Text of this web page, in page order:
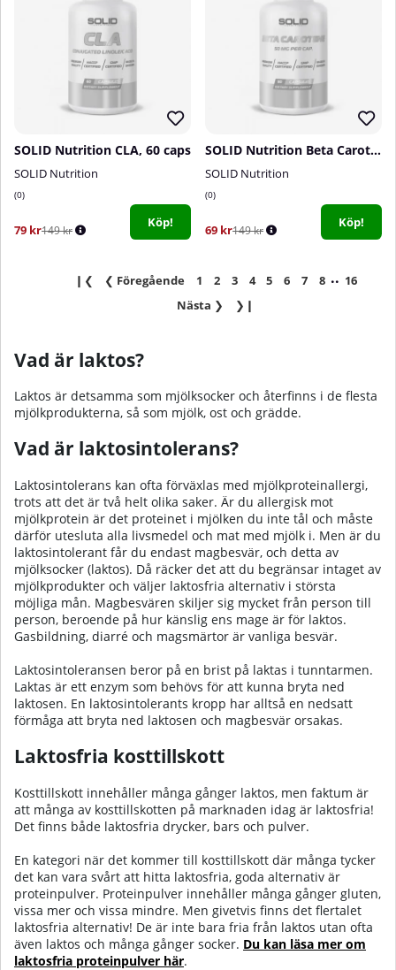
SOLID Nutrition CLA, 60 caps
SOLID Nutrition
0
79 kr149 kr
Köp!
SOLID Nutrition Beta Carotene, 90 caps
SOLID Nutrition
0
69 kr149 kr
Köp!
❙❮ ❮ Föregående 1 2 3 4 5 6 7 8 .. 16
Nästa ❯ ❯❙
Vad är laktos?
Laktos är detsamma som mjölksocker och återfinns i de flesta
mjölkprodukterna, så som mjölk, ost och grädde.
Vad är laktosintolerans?
Laktosintolerans kan ofta förväxlas med mjölkproteinallergi,
trots att det är två helt olika saker. Är du allergisk mot
mjölkprotein är det proteinet i mjölken du inte tål och måste
därför utesluta alla livsmedel och mat med mjölk i. Men är du
laktosintolerant får du endast magbesvär, och detta av
mjölksocker (laktos). Då räcker det att du begränsar intaget av
mjölkprodukter och väljer laktosfria alternativ i största
möjliga mån. Magbesvären skiljer sig mycket från person till
person, beroende på hur känslig ens mage är för laktos.
Gasbildning, diarré och magsmärtor är vanliga besvär.
Laktosintoleransen beror på en brist på laktas i tunntarmen.
Laktas är ett enzym som behövs för att kunna bryta ned
laktosen. En laktosintolerants kropp har alltså en nedsatt
förmåga att bryta ned laktosen och magbesvär orsakas.
Laktosfria kosttillskott
Kosttillskott innehåller många gånger laktos, men faktum är
att många av kosttillskotten på marknaden idag är laktosfria!
Det finns både laktosfria drycker, bars och pulver.
En kategori när det kommer till kosttillskott där många tycker
det kan vara svårt att hitta laktosfria, goda alternativ är
proteinpulver. Proteinpulver innehåller många gånger gluten,
vissa mer och vissa mindre. Men givetvis finns det flertalet
laktosfria alternativ! De är inte bara fria från laktos utan ofta
även laktos och många gånger socker. Du kan läsa mer om
laktosfria proteinpulver här.